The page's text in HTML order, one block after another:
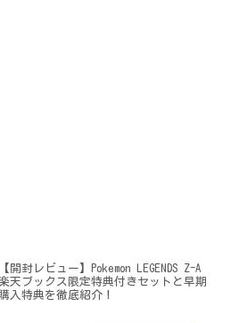
【開封レビュー】Pokemon LEGENDS Z-A
天ブックス限定特典付きセットと早期
購入特典を徹底紹介！